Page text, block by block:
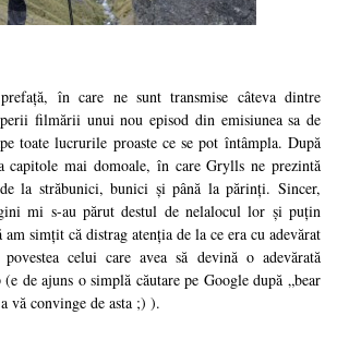
în care ne sunt transmise câteva dintre
filmării unui nou episod din emisiunea sa de
toate lucrurile proaste ce se pot întâmpla. După
capitole mai domoale, în care Grylls ne prezintă
la străbunici, bunici și până la părinți. Sincer,
mi s-au părut destul de nelalocul lor și puțin
simțit că distrag atenția de la ce era cu adevărat
celui care avea să devină o adevărată
de ajuns o simplă căutare pe Google după „bear
vă convinge de asta ;) ).